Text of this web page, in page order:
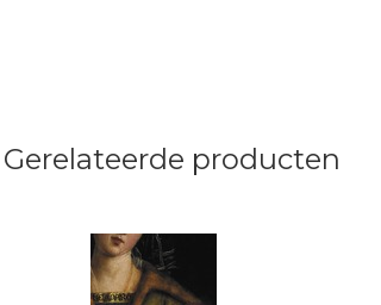
Gerelateerde producten